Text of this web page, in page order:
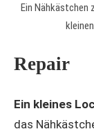
Ein Nähkästchen
Repair
Ein kleines
das